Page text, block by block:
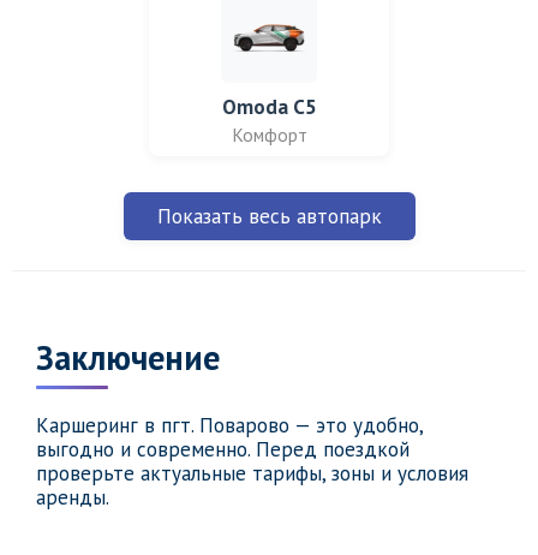
Omoda C5
Комфорт
Показать весь автопарк
Заключение
Каршеринг в пгт. Поварово — это удобно,
выгодно и современно. Перед поездкой
проверьте актуальные тарифы, зоны и условия
аренды.